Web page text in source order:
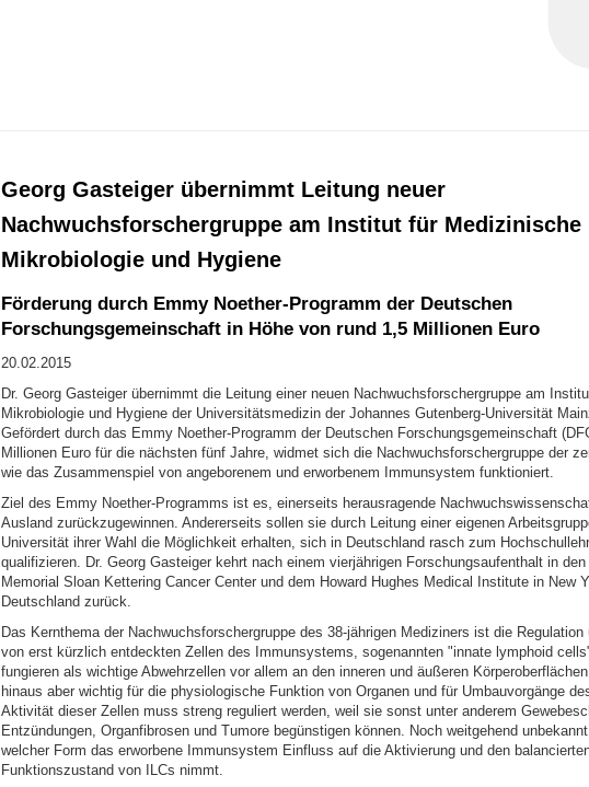
Georg Gasteiger übernimmt Leitung neuer
Nachwuchsforschergruppe am Institut für Medizinische
Mikrobiologie und Hygiene
Förderung durch Emmy Noether-Programm der Deutschen
Forschungsgemeinschaft in Höhe von rund 1,5 Millionen Euro
20.02.2015
Dr. Georg Gasteiger übernimmt die Leitung einer neuen Nachwuchsforschergruppe am
Mikrobiologie und Hygiene der Universitätsmedizin der Johannes Gutenberg-Universität
Gefördert durch das Emmy Noether-Programm der Deutschen Forschungsgemeinschaft
Millionen Euro für die nächsten fünf Jahre, widmet sich die Nachwuchsforschergruppe der
wie das Zusammenspiel von angeborenem und erworbenem Immunsystem funktioniert.
Ziel des Emmy Noether-Programms ist es, einerseits herausragende
Ausland zurückzugewinnen. Andererseits sollen sie durch Leitung einer eigenen
Universität ihrer Wahl die Möglichkeit erhalten, sich in Deutschland rasch zum
qualifizieren. Dr. Georg Gasteiger kehrt nach einem vierjährigen Forschungsaufenthalt in
Memorial Sloan Kettering Cancer Center und dem Howard Hughes Medical Institute in New
Deutschland zurück.
Das Kernthema der Nachwuchsforschergruppe des 38-jährigen Mediziners ist die Regulation
von erst kürzlich entdeckten Zellen des Immunsystems, sogenannten "innate lymphoid
fungieren als wichtige Abwehrzellen vor allem an den inneren und äußeren
hinaus aber wichtig für die physiologische Funktion von Organen und für Umbauvorgänge
Aktivität dieser Zellen muss streng reguliert werden, weil sie sonst unter anderem
Entzündungen, Organfibrosen und Tumore begünstigen können. Noch weitgehend
welcher Form das erworbene Immunsystem Einfluss auf die Aktivierung und den
Funktionszustand von ILCs nimmt.